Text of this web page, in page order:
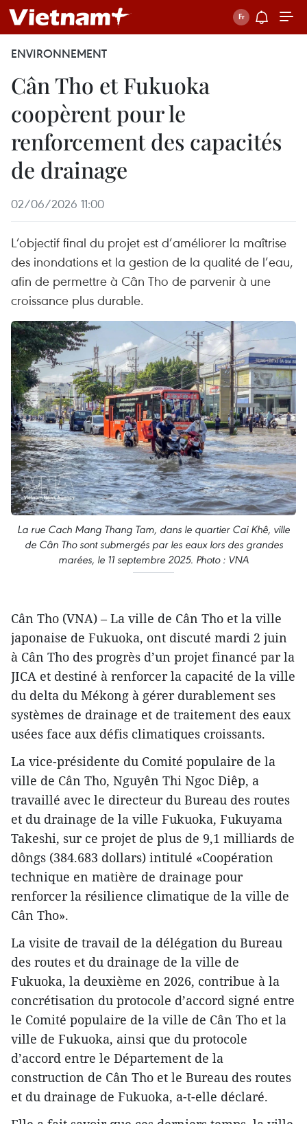
ENVIRONNEMENT
Cân Tho et Fukuoka
coopèrent pour le
renforcement des capacités
de drainage
02/06/2026 11:00
L’objectif final du projet est d’améliorer la maîtrise
des inondations et la gestion de la qualité de l’eau,
afin de permettre à Cân Tho de parvenir à une
croissance plus durable.
La rue Cach Mang Thang Tam, dans le quartier Cai Khê, ville
de Cân Tho sont submergés par les eaux lors des grandes
marées, le 11 septembre 2025. Photo : VNA
Cân Tho (VNA) – La ville de Cân Tho et la ville
japonaise de Fukuoka, ont discuté mardi 2 juin
à Cân Tho des progrès d’un projet financé par la
JICA et destiné à renforcer la capacité de la ville
du delta du Mékong à gérer durablement ses
systèmes de drainage et de traitement des eaux
usées face aux défis climatiques croissants.
La vice-présidente du Comité populaire de la
ville de Cân Tho, Nguyên Thi Ngoc Diêp, a
travaillé avec le directeur du Bureau des routes
et du drainage de la ville Fukuoka, Fukuyama
Takeshi, sur ce projet de plus de 9,1 milliards de
dôngs (384.683 dollars) intitulé «Coopération
technique en matière de drainage pour
renforcer la résilience climatique de la ville de
Cân Tho».
La visite de travail de la délégation du Bureau
des routes et du drainage de la ville de
Fukuoka, la deuxième en 2026, contribue à la
concrétisation du protocole d’accord signé entre
le Comité populaire de la ville de Cân Tho et la
ville de Fukuoka, ainsi que du protocole
d’accord entre le Département de la
construction de Cân Tho et le Bureau des routes
et du drainage de Fukuoka, a-t-elle déclaré.